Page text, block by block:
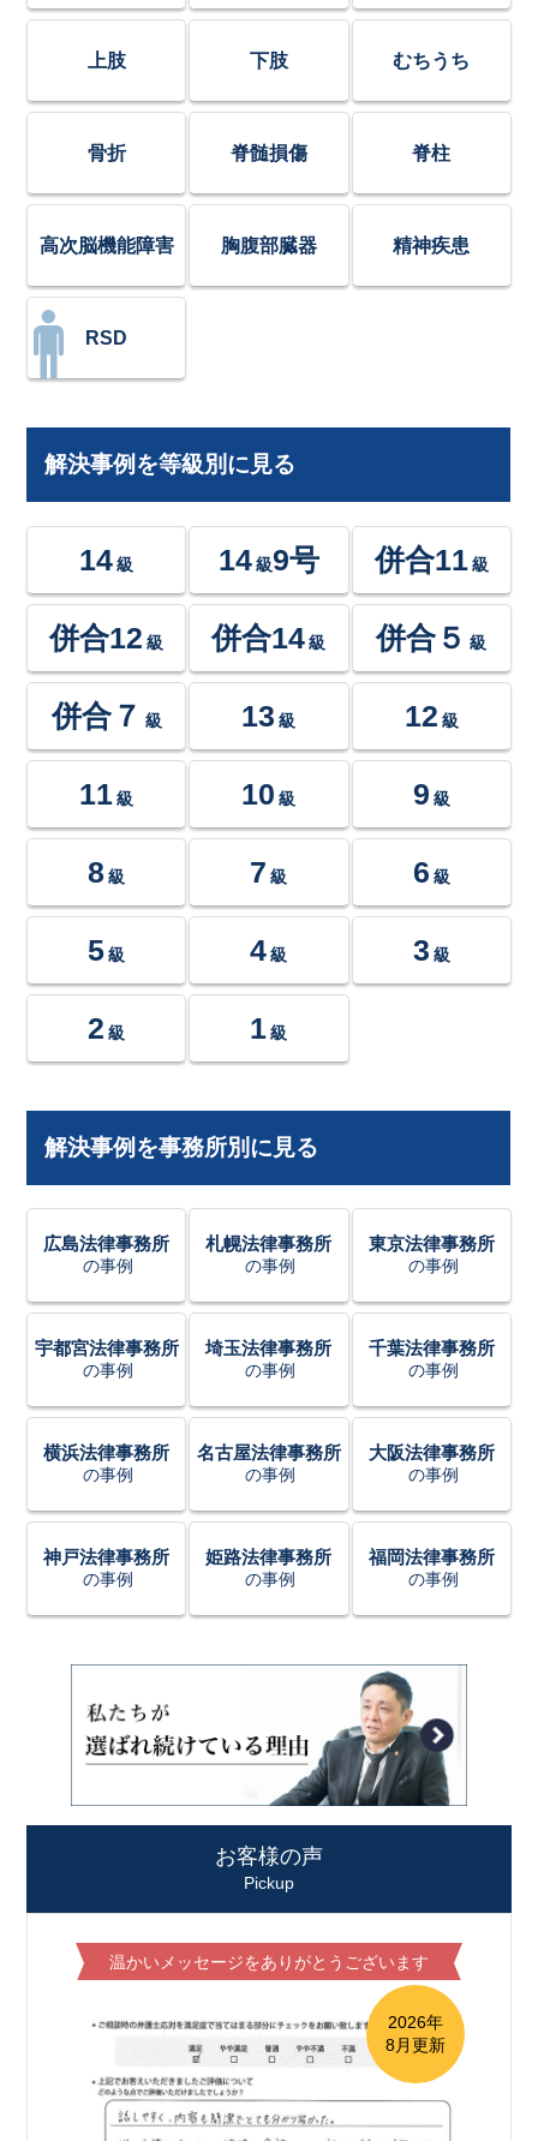
上肢 下肢 むちうち
骨折 脊髄損傷 脊柱
高次脳機能障害 胸腹部臓器 精神疾患
RSD
解決事例を等級別に見る
14 級 14級9号 併合11 級
併合12 級 併合14 級 併合５ 級
併合７ 級 13 級 12 級
11 級 10 級 9 級
8 級 7 級 6 級
5 級 4 級 3 級
2 級 1 級
解決事例を事務所別に見る
広島法律事務所
の事例
札幌法律事務所
の事例
東京法律事務所
の事例
宇都宮法律事務所
の事例
埼玉法律事務所
の事例
千葉法律事務所
の事例
横浜法律事務所
の事例
名古屋法律事務所
の事例
大阪法律事務所
の事例
神戸法律事務所
の事例
姫路法律事務所
の事例
福岡法律事務所
の事例
お客様の声
Pickup
温かいメッセージをありがとうございます
2026年
8月更新